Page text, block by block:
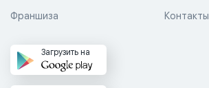
Контакты
Франшиза
Загрузить на